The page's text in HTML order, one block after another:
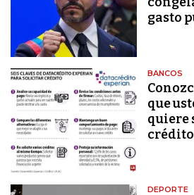
gasto
BANCOS
que
quiere
crédito
DEPORTE